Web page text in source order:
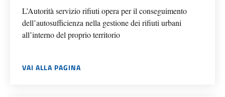
L’Autorità servizio rifiuti opera per il conseguimento
dell’autosufficienza nella gestione dei rifiuti urbani
all’interno del proprio territorio
VAI ALLA PAGINA